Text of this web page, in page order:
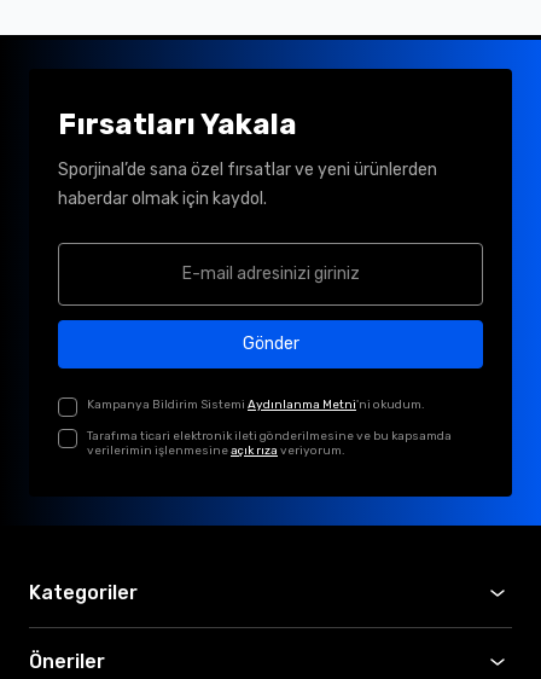
Fırsatları Yakala
Sporjinal’de sana özel fırsatlar ve yeni ürünlerden
haberdar olmak için kaydol.
Gönder
Kampanya Bildirim Sistemi Aydınlanma Metni'ni okudum.
Tarafıma ticari elektronik ileti gönderilmesine ve bu kapsamda
verilerimin işlenmesineaçık rıza veriyorum.
Kategoriler
Öneriler